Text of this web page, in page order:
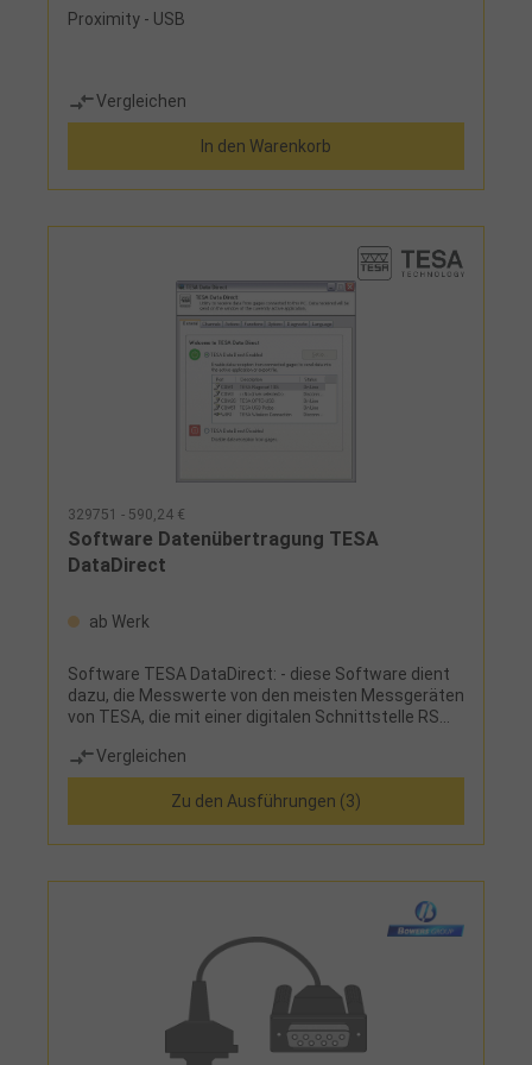
Proximity - USB
Vergleichen
In den Warenkorb
329751 - 590,24 €
Software Datenübertragung TESA
DataDirect
ab Werk
Software TESA DataDirect: - diese Software dient
dazu, die Messwerte von den meisten Messgeräten
von TESA, die mit einer digitalen Schnittstelle RS
verarbeiten - sie verfügt über einen seriellen
Eingangs- und Ausgangstreiber, der besonders für
TESA Messgeräte, jedoch auch für Geräte anderer
Hersteller, konfiguriert wurde, die Messdaten
können zu Ihren Arbeitsblättern, Datenbanken und
Windows® übertragen werden - mit diesem
bedienerfreundlichen Rechnerprogramm ist es
einfach, Ihre eigenen Prüfberichte für das Messen
von Werkstücken zu erstellen - Programm-
Optionen: Exportieren von CSV-Dateien, Befehle
ASCII, dynamische Anzeige Software TESA
Qualitätssicherung in Ihren Fertigungsprozessen,
Ihre entsprechenden Kontrollkarten können erfasst,
Vergleichen
Zu den Ausführungen (3)